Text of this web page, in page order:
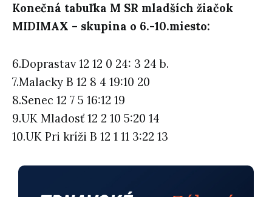
Konečná tabuľka M SR mladších žiačok
MIDIMAX – skupina o 6.-10.miesto:
6.Doprastav 12 12 0 24: 3 24 b.
7.Malacky B 12 8 4 19:10 20
8.Senec 12 7 5 16:12 19
9.UK Mladosť 12 2 10 5:20 14
10.UK Pri kríži B 12 1 11 3:22 13